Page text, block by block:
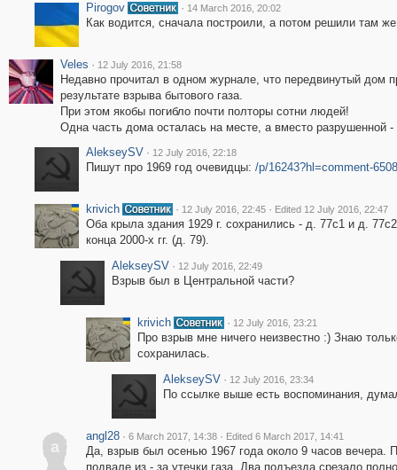
Pirogov · 14 March 2016, 20:02
Как водится, сначала построили, а потом решили там
Veles · 12 July 2016, 21:58
Недавно прочитал в одном журнале, что передвинутый дом
результате взрыва бытового газа.
При этом якобы погибло почти полторы сотни людей!
Одна часть дома осталась на месте, а вместо разрушенной -
AlekseySV · 12 July 2016, 22:18
Пишут про 1969 год очевидцы: /p/16243?hl=comment-
krivich · 12 July 2016, 22:45 · Edited 12 July 2016, 22:47
Оба крыла здания 1929 г. сохранились - д. 77с1 и д.
конца 2000-х гг. (д. 79).
AlekseySV · 12 July 2016, 22:49
Взрыв был в Центральной части?
krivich · 12 July 2016, 23:21
Про взрыв мне ничего неизвестно :) Знаю
сохранилась.
AlekseySV · 12 July 2016, 23:34
По ссылке выше есть воспоминания,
a
angl28 · 6 March 2017, 14:38 · Edited 6 March 2017, 14:41
Да, взрыв был осенью 1967 года около 9 часов вечера.
подвале из - за утечки газа. Два подъезда срезало